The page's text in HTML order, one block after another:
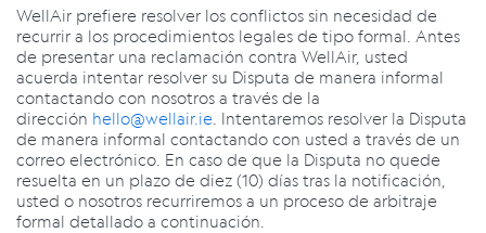
WellAir prefiere resolver los conflictos sin necesidad de
recurrir a los procedimientos legales de tipo formal. Antes
de presentar una reclamación contra WellAir, usted
acuerda intentar resolver su Disputa de manera informal
contactando con nosotros a través de la
dirección hello@wellair.ie. Intentaremos resolver la Disputa
de manera informal contactando con usted a través de un
correo electrónico. En caso de que la Disputa no quede
resuelta en un plazo de diez (10) días tras la notificación,
usted o nosotros recurriremos a un proceso de arbitraje
formal detallado a continuación.